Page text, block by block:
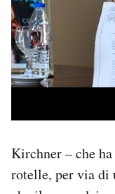
Kirchner – che
rotelle, per via di